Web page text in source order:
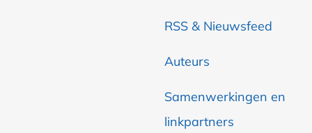
RSS & Nieuwsfeed
Auteurs
Samenwerkingen en
linkpartners